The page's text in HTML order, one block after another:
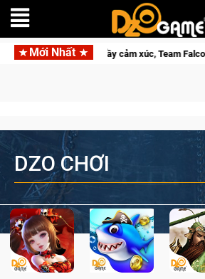
Mới Nhất
đầy cảm xúc, Team Falcons lên ngôi vô địch
DZO CHƠI